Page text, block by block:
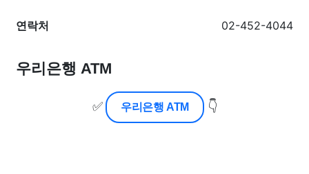
연락처 02-452-4044
우리은행 ATM
✅ 우리은행 ATM 👇